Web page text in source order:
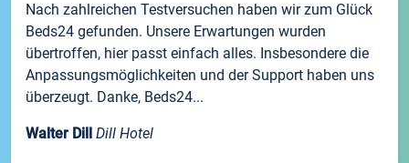
Nach zahlreichen Testversuchen haben wir zum Glück
Beds24 gefunden. Unsere Erwartungen wurden
übertroffen, hier passt einfach alles. Insbesondere die
Anpassungsmöglichkeiten und der Support haben uns
überzeugt. Danke, Beds24...
Walter Dill Dill Hotel